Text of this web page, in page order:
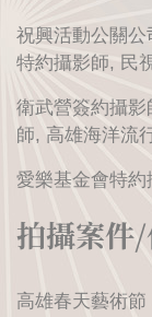
祝興活動公關
特約攝影師, 民
衛武營簽約攝
師, 高雄海洋流
愛樂基金會特
拍攝案件/
高雄春天藝術